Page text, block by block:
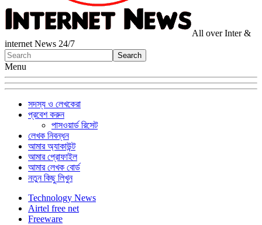
All over Inter &
internet News 24/7
Menu
সদস্য ও লেখকেরা
প্রবেশ করুন
পাসওয়ার্ড রিসেট
লেখক নিবন্ধন
আমার অ্যাকাউন্ট
আমার প্রোফাইল
আমার লেখক বোর্ড
নতুন কিছু লিখুন
Technology News
Airtel free net
Freeware